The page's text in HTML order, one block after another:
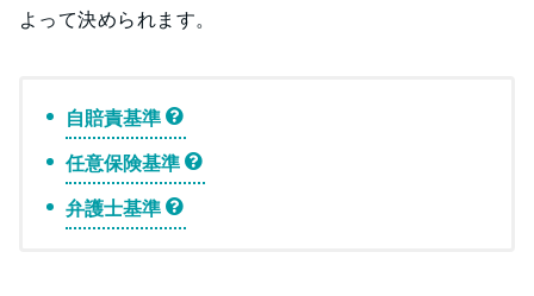
よって決められます。
自賠責基準
任意保険基準
弁護士基準